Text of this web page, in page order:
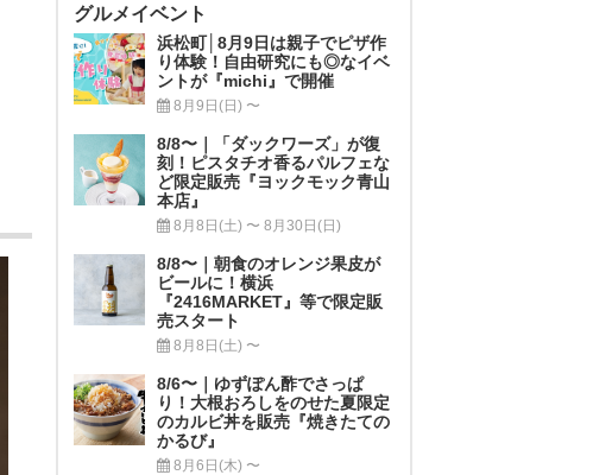
グルメイベント
浜松町│8月9日は親子でピザ作
り体験！自由研究にも◎なイベ
ントが『michi』で開催
8月9日(日) 〜
8/8〜｜「ダックワーズ」が復
刻！ピスタチオ香るパルフェな
ど限定販売『ヨックモック青山
本店』
8月8日(土) 〜 8月30日(日)
8/8〜｜朝食のオレンジ果皮が
ビールに！横浜
『2416MARKET』等で限定販
売スタート
8月8日(土) 〜
8/6〜｜ゆずぽん酢でさっぱ
り！大根おろしをのせた夏限定
のカルビ丼を販売『焼きたての
かるび』
8月6日(木) 〜